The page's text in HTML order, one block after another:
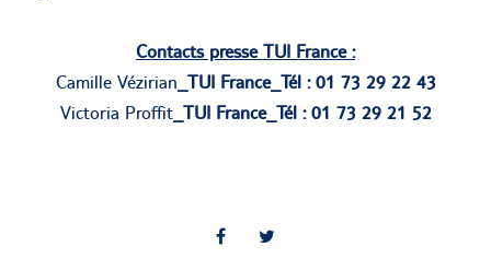
Contacts presse TUI France :
Camille Vézirian _TUI France_Tél : 01 73 29 22 43
Victoria Proffit_TUI France_Tél : 01 73 29 21 52